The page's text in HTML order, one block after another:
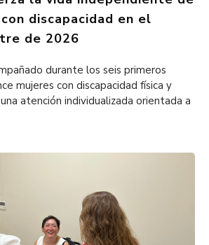
discapacidad en el
de 2026
durante los seis primeros
mujeres con discapacidad física y
atención individualizada orientada a